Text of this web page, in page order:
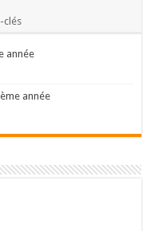
clés
année
année